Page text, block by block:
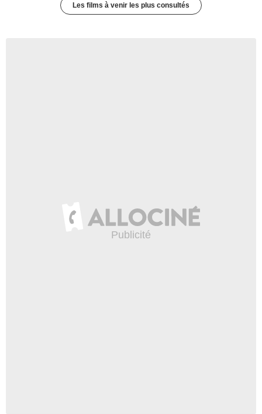
Les films à venir les plus consultés